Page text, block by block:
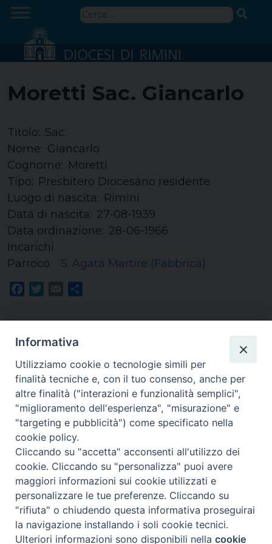
Skip
content
Ricerca
Moretti Sac. Giancarlo
Titolo: Sac.
Nome: Giancarlo
Cognome: Moretti
Tipo: Presbitero Diocesano residente
Luogo di nascita: Rimini
Data di nascita: 27-08-1939
Data ordinazione: 28-06-1966
Incarichi
Parroco
S. Agata Martire (Fabbrica)
Facebook
Twitter
Email
Homepage
©Diocesi di Rimini 2022
Privacy Policy
Preferenze Cookie
Informativa
Utilizziamo cookie o tecnologie simili per
finalità tecniche e, con il tuo consenso, anche per
altre finalità ("interazioni e funzionalità semplici",
"miglioramento dell'esperienza", "misurazione" e
"targeting e pubblicità") come specificato nella
cookie policy.
Cliccando su "accetta" acconsenti all'utilizzo dei
cookie. Cliccando su "personalizza" puoi avere
maggiori informazioni sui cookie utilizzati e
personalizzare le tue preferenze. Cliccando su
"rifiuta" o chiudendo questa informativa proseguirai
la navigazione installando i soli cookie tecnici.
Ulteriori informazioni sono disponibili nellacookie